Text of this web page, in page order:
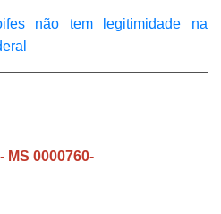
não tem legitimidade na
MS 0000760-